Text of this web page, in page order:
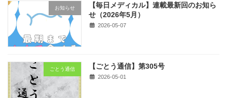
お知らせ
【毎日メディカル】連載最新回のお知ら
せ（2026年5月）
2026-05-07
ごとう通信 【ごとう通信】第305号
2026-05-01